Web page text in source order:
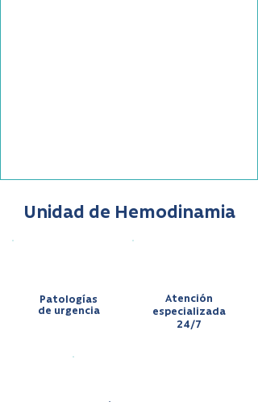
Unidad de Hemodinamia
Patologías
de urgencia
Atención
especializada
24/7